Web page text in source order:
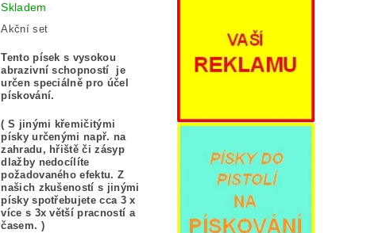
Skladem
Akční set
Tento písek s vysokou
abrazivní schopností je
určen speciálně pro účel
pískování.
( S jinými křemičitými
písky určenými např. na
zahradu, hřiště či zásyp
dlažby nedocílíte
požadovaného efektu. Z
našich zkušeností s jinými
písky spotřebujete cca 3 x
více s 3x větší pracností a
časem. )